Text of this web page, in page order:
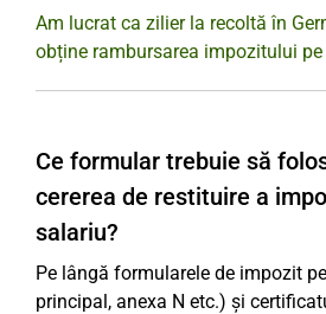
Am lucrat ca zilier la recoltă în
obține rambursarea impozitului
Ce formular trebuie să
cererea de restituire a
salariu?
Pe lângă formularele de impozit
principal, anexa N etc.) și